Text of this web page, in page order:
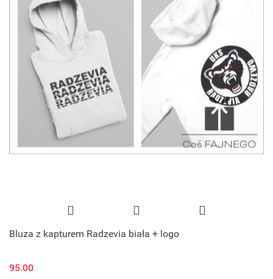
Bluza z kapturem Radzevia biała + logo
95.00